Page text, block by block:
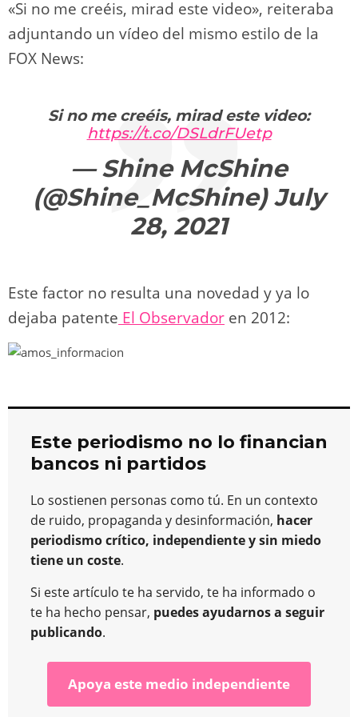
«Si no me creéis, mirad este video», reiteraba
adjuntando un vídeo del mismo estilo de la
FOX News:
Si no me creéis, mirad este video:
https://t.co/DSLdrFUetp
— Shine McShine
(@Shine_McShine)July
28, 2021
Este factor no resulta una novedad y ya lo
dejaba patente El Observador en 2012:
Este periodismo no lo financian
bancos ni partidos
Lo sostienen personas como tú. En un contexto
de ruido, propaganda y desinformación, hacer
periodismo crítico, independiente y sin miedo
tiene un coste.
Si este artículo te ha servido, te ha informado o
te ha hecho pensar, puedes ayudarnos a seguir
publicando.
Apoya este medio independiente